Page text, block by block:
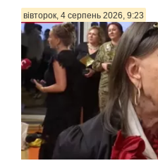
вівторок, 4 серпень 2026, 9:23